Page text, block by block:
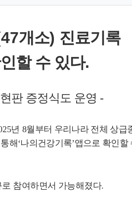
개소) 진료기록
할 수 있다.
판 증정식도 운영 -
년 8월부터 우리나라 전체 상급
해‘나의건강기록’앱으로 확인할
참여하면서 가능해졌다.